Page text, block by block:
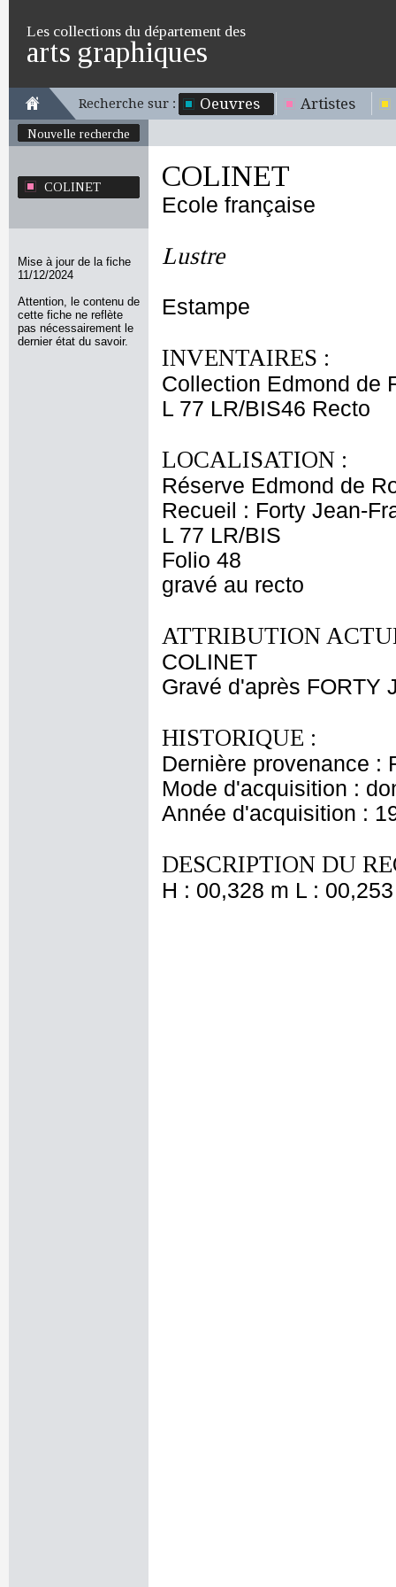
Les collections du département des
arts graphiques
Recherche sur : Oeuvres Artistes
Nouvelle recherche
COLINET
Mise à jour de la fiche
11/12/2024
Attention, le contenu de
cette fiche ne reflète
pas nécessairement le
dernier état du savoir.
COLINET
Ecole française
Lustre
Estampe
INVENTAIRES :
Collection Edmond de
L 77 LR/BIS46 Recto
LOCALISATION :
Réserve Edmond de
Recueil : Forty Jean-
L 77 LR/BIS
Folio 48
gravé au recto
ATTRIBUTION
COLINET
Gravé d'après FORTY
HISTORIQUE :
Dernière provenance :
Mode d'acquisition :
Année d'acquisition :
DESCRIPTION DU
H : 00,328 m L :